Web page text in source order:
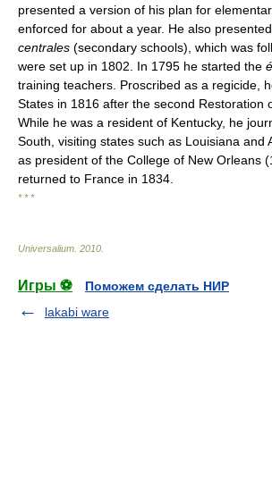
presented a version of his plan for
enforced for about a year. He also
centrales (secondary schools), which was
were set up in 1802. In 1795 he started the
training teachers. Proscribed as a regicide,
States in 1816 after the second Restoration
While he was a resident of Kentucky, he
South, visiting states such as Louisiana and
as president of the College of New Orleans
returned to France in 1834.
* * *
Universalium 2010
Игры ⚽
Поможем сделать НИР
lakabi ware